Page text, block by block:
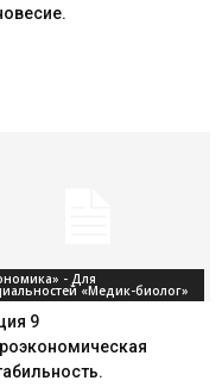
- Для
«Медик-биолог»
9